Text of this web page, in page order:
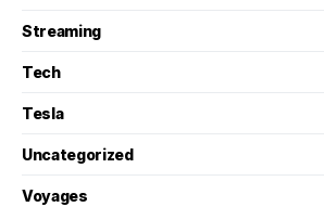
Streaming
Tech
Tesla
Uncategorized
Voyages